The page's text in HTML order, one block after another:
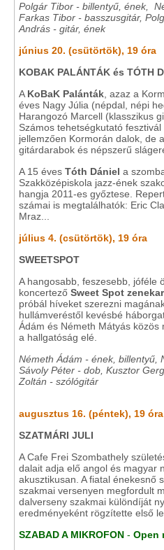
Polgár Tibor - billentyű, ének,
Farkas Tibor - basszusgitár,
András - gitár, ének
június 20. (csütörtök), 19 óra
KOBAK PALÁNTÁK és TÓTH
A KoBaK Palánták , azaz a
éves Nagy Júlia (népdal, népi
Harangozó Marcell (klasszikus
Számos tehetségkutató
jellemzően Kormorán dalok, de
gitárdarabok és népszerű
A 15 éves Tóth Dániel a
Szakközépiskola jazz-ének
hangja 2011-es győztese.
számai is megtalálhatók: Eric
Mraz...
július 4. (csütörtök), 19 óra
SWEETSPOT
A hangosabb, feszesebb, jóféle
koncertező Sweet Spot zenekar
próbál híveket szerezni
hullámveréstől kevésbé
Ádám és Németh Mátyás
a hallgatóság elé.
Németh Ádám - ének, billentyű
Sávoly Péter - dob Kusztor
Zoltán - szólógitár
augusztus 16. (péntek), 19 óra
SZATMÁRI JULI
A Cafe Frei Szombathely
dalait adja elő angol és magyar
akusztikusan. A fiatal énekesnő
szakmai versenyen megfordult
dalverseny szakmai különdíját
eredményeként rögzítette első
SZABAD A MIKROFON - Open